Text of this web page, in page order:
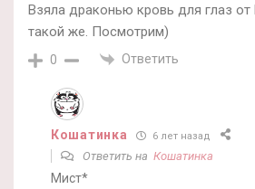
Взяла драконью кровь для глаз
такой же. Посмотрим)
0 Ответить
Кошатинка 6 лет назад
Ответить на Кошатинка
Мист*